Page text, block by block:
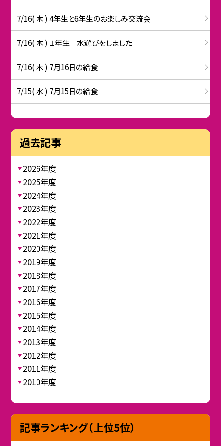
7/16( 木 ) 4年生と6年生のお楽しみ交流会
7/16( 木 ) １年生 水遊びをしました
7/16( 木 ) 7月16日の給食
7/15( 水 ) 7月15日の給食
過去記事
2026年度
2025年度
2024年度
2023年度
2022年度
2021年度
2020年度
2019年度
2018年度
2017年度
2016年度
2015年度
2014年度
2013年度
2012年度
2011年度
2010年度
記事ランキング（上位5位）